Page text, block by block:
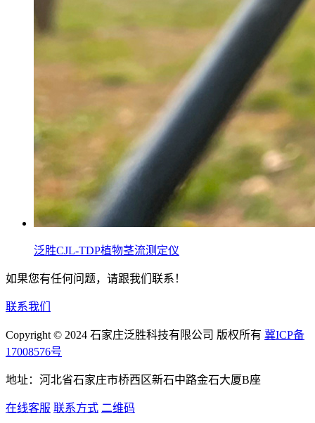
泛胜CJL-TDP植物茎流测定仪
如果您有任何问题，请跟我们联系！
联系我们
Copyright © 2024 石家庄泛胜科技有限公司 版权所有 冀ICP备
17008576号
地址：河北省石家庄市桥西区新石中路金石大厦B座
在线客服 联系方式 二维码